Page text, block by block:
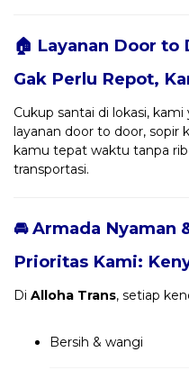
🏠 Layanan Door to
Gak Perlu Repot,
Cukup santai di lokasi,
layanan door to door, sopir
kamu tepat waktu tanpa
transportasi.
🚘 Armada Nyaman
Prioritas Kami:
Di Alloha Trans, setiap
Bersih & wangi